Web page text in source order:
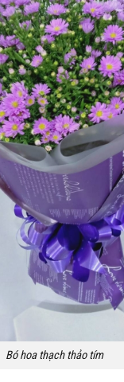
Bó hoa thạch thảo tím